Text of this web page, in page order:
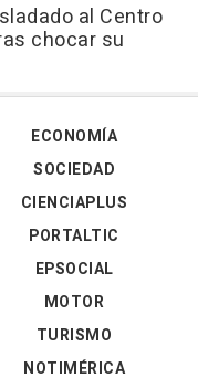
al Centro
chocar su
ECONOMÍA
SOCIEDAD
CIENCIAPLUS
PORTALTIC
EPSOCIAL
MOTOR
TURISMO
NOTIMÉRICA